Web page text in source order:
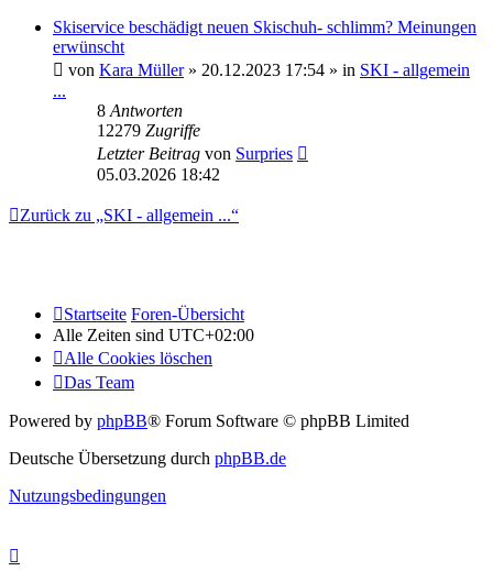
Skiservice beschädigt neuen Skischuh- schlimm? Meinungen
erwünscht
von Kara Müller» 20.12.2023 17:54 » in SKI - allgemein
...
8 Antworten
12279 Zugriffe
Letzter Beitrag von Surpries
05.03.2026 18:42
Zurück zu „SKI - allgemein ...“
Startseite Foren-Übersicht
Alle Zeiten sind UTC+02:00
Alle Cookies löschen
Das Team
Powered by phpBB® Forum Software © phpBB Limited
Deutsche Übersetzung durch phpBB.de
Nutzungsbedingungen